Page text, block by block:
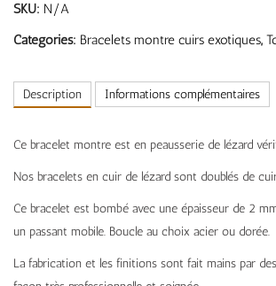
SKU: N/A
Categories: Bracelets montre cuirs exotiques,
Description Informations complémentaires
Ce bracelet montre est en peausserie de lézard
Nos bracelets en cuir de lézard sont doublés de
Ce bracelet est bombé avec une épaisseur de 2
un passant mobile. Boucle au choix acier ou dorée.
La fabrication et les finitions sont fait mains par